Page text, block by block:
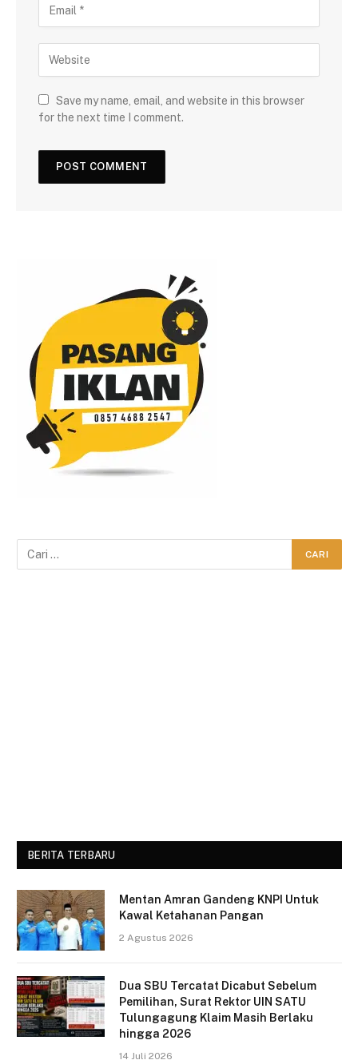
Save my name, email, and website in this browser
for the next time I comment.
BERITA TERBARU
Mentan Amran Gandeng KNPI Untuk
Kawal Ketahanan Pangan
2 Agustus 2026
Dua SBU Tercatat Dicabut Sebelum
Pemilihan, Surat Rektor UIN SATU
Tulungagung Klaim Masih Berlaku
hingga 2026
14 Juli 2026